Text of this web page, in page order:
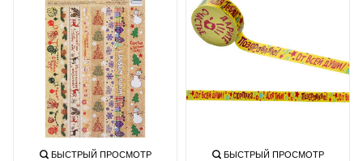
БЫСТРЫЙ ПРОСМОТР БЫСТРЫЙ ПРОСМОТР